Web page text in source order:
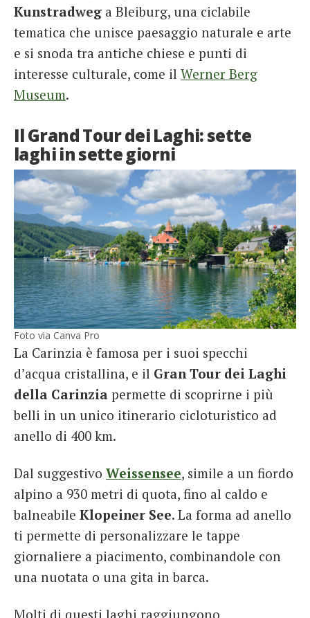
Kunstradweg a Bleiburg, una ciclabile
tematica che unisce paesaggio naturale e arte
e si snoda tra antiche chiese e punti di
interesse culturale, come il Werner Berg
Museum.
Il Grand Tour dei Laghi: sette
laghi in sette giorni
Foto via Canva Pro
La Carinzia è famosa per i suoi specchi
d’acqua cristallina, e il Gran Tour dei Laghi
della Carinzia permette di scoprirne i più
belli in un unico itinerario cicloturistico ad
anello di 400 km.
Dal suggestivo Weissensee, simile a un fiordo
alpino a 930 metri di quota, fino al caldo e
balneabile Klopeiner See. La forma ad anello
ti permette di personalizzare le tappe
giornaliere a piacimento, combinandole con
una nuotata o una gita in barca.
Molti di questi laghi raggiungono